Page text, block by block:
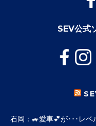
SEV公式
石岡：🚙愛車💕が･･･レベ